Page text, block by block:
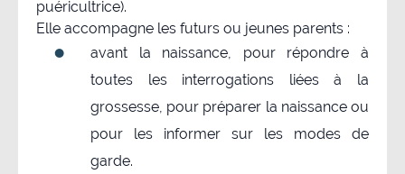
puéricultrice).
Elle accompagne les futurs ou jeunes parents :
avant la naissance, pour répondre à
toutes les interrogations liées à la
grossesse, pour préparer la naissance ou
pour les informer sur les modes de
garde.